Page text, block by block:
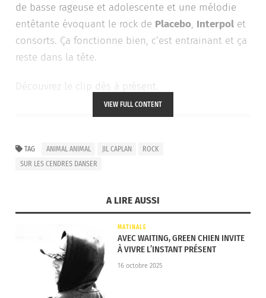
de basse rageuse et adolescente et une mélodie
entêtante évoquant le rock de Placebo, Interpol et
consorts. Ça fonctionne bien, c’est entrainant et ça
reste dans la tête.
Découvrez le clip dès à présent.
VIEW FULL CONTENT
TAG ANIMAL ANIMAL JIL CAPLAN
ROCK
SUR LES CENDRES DANSER
A LIRE AUSSI
MATINALE
AVEC WAITING, GREEN CHIEN INVITE
À VIVRE L’INSTANT PRÉSENT
16 octobre 2025